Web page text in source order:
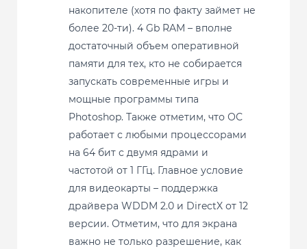
накопителе (хотя по факту займет не
более 20-ти). 4 Gb RAM – вполне
достаточный объем оперативной
памяти для тех, кто не собирается
запускать современные игры и
мощные программы типа
Photoshop. Также отметим, что ОС
работает с любыми процессорами
на 64 бит с двумя ядрами и
частотой от 1 ГГц. Главное условие
для видеокарты – поддержка
драйвера WDDM 2.0 и DirectX от 12
версии. Отметим, что для экрана
важно не только разрешение, как